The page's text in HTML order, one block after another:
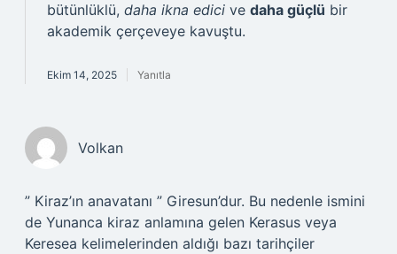
bütünlüklü, daha ikna edici ve daha güçlü bir
akademik çerçeveye kavuştu.
Ekim 14, 2025 Yanıtla
Volkan
” Kiraz’ın anavatanı ” Giresun’dur. Bu nedenle ismini
de Yunanca kiraz anlamına gelen Kerasus veya
Keresea kelimelerinden aldığı bazı tarihçiler